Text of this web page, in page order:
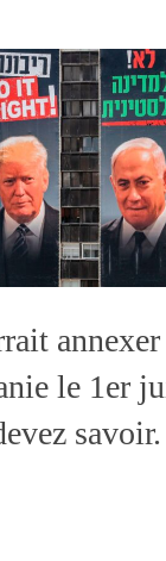
le 1er
savoir.